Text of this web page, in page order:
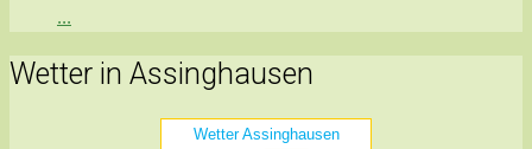
...
Wetter in Assinghausen